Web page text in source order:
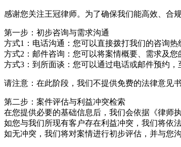
感谢您关注王冠律师。为了确保我们能高效、合
第一步：初步咨询与需求沟通
方式1：电话沟通：您可以直接拨打我们的咨询热
方式2：邮件咨询：您可以将案情概要、需求及您
方式3：到所面谈：您可以通过电话或邮件预约
请注意：在此阶段，我们不提供免费的法律意见
第二步：案件评估与利益冲突检索
在您提供必要的基础信息后，我们会依据《律师
如您与我们所现有客户存在利益冲突，我们将依
如无冲突，我们将对案情进行初步评估，并与您